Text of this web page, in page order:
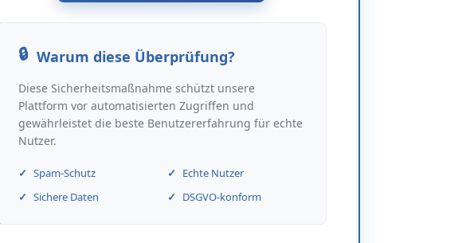
Warum diese Überprüfung?
Diese Sicherheitsmaßnahme schützt unsere
Plattform vor automatisierten Zugriffen und
gewährleistet die beste Benutzererfahrung für echte
Nutzer.
Spam-Schutz
Echte Nutzer
Sichere Daten
DSGVO-konform